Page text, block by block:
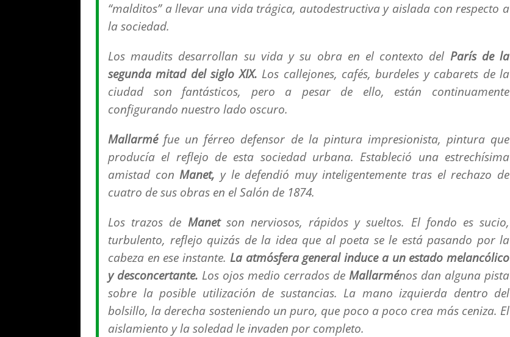
“malditos” a llevar una vida trágica, autodestructiva y aislada con respecto a
la sociedad.
Losmaudits desarrollan su vida y su obra en el contexto del París de la
segunda mitad del siglo XIX. Los callejones, cafés, burdeles y cabarets de la
ciudad son fantásticos, pero a pesar de ello, están continuamente
configurando nuestro lado oscuro.
Mallarméfue un férreo defensor de la pintura impresionista, pintura que
producía el reflejo de esta sociedad urbana. Estableció una estrechísima
amistad conManet, y le defendió muy inteligentemente tras el rechazo de
cuatro de sus obras en el Salón de 1874.
Los trazos de Manetson nerviosos, rápidos y sueltos. El fondo es sucio,
turbulento, reflejo quizás de la idea que al poeta se le está pasando por la
cabeza en ese instante. La atmósfera general induce a un estado melancólico
y desconcertante. Los ojos medio cerrados deMallarménos dan alguna pista
sobre la posible utilización de sustancias. La mano izquierda dentro del
bolsillo, la derecha sosteniendo un puro, que poco a poco crea más ceniza. El
aislamiento y la soledad le invaden por completo.